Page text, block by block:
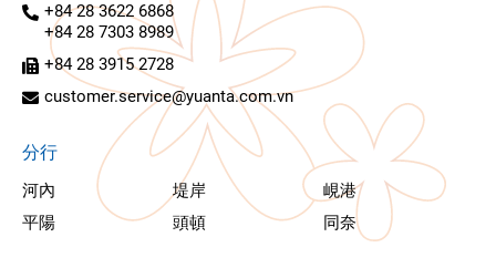
+84 28 3622 6868
+84 28 7303 8989
+84 28 3915 2728
customer.service@yuanta.com.vn
分行
河內 堤岸
峴港
平陽
頭頓 同奈